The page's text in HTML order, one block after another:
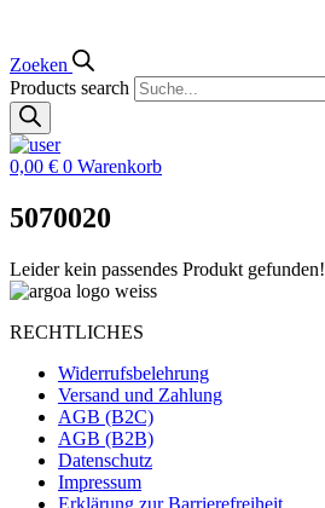
Zoeken
Products search
0,00 € 0 Warenkorb
5070020
Leider kein passendes Produkt gefunden!
RECHTLICHES
Widerrufsbelehrung
Versand und Zahlung
AGB (B2C)
AGB (B2B)
Datenschutz
Impressum
Erklärung zur Barrierefreiheit